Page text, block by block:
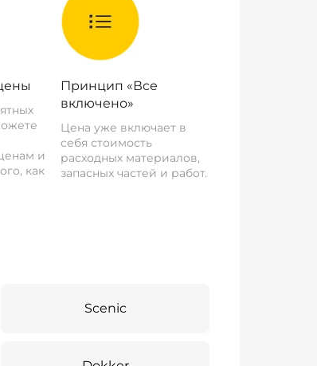
и
как
Принцип «Все
включено»
Цена уже включает в
себя стоимость
расходных материалов,
запасных частей и работ.
Scenic